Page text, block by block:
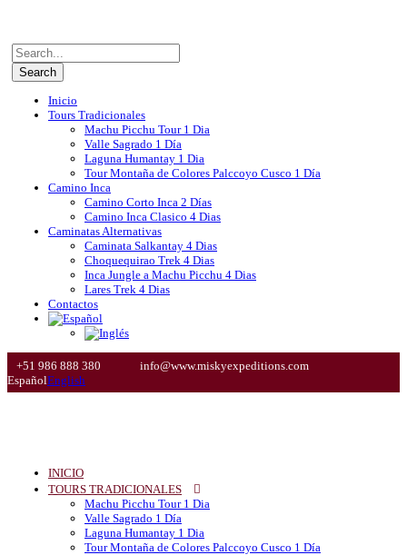
Inicio
Tours Tradicionales
Machu Picchu Tour 1 Dia
Valle Sagrado 1 Día
Laguna Humantay 1 Dia
Tour Montaña de Colores Palccoyo Cusco 1 Día
Camino Inca
Camino Corto Inca 2 Días
Camino Inca Clasico 4 Dias
Caminatas Alternativas
Caminata Salkantay 4 Dias
Choquequirao Trek 4 Dias
Inca Jungle a Machu Picchu 4 Dias
Lares Trek 4 Dias
Contactos
+51 986 888 380
info@www.miskyexpeditions.com
EspañolEnglish
INICIO
TOURS TRADICIONALES
Machu Picchu Tour 1 Dia
Valle Sagrado 1 Día
Laguna Humantay 1 Dia
Tour Montaña de Colores Palccoyo Cusco 1 Día